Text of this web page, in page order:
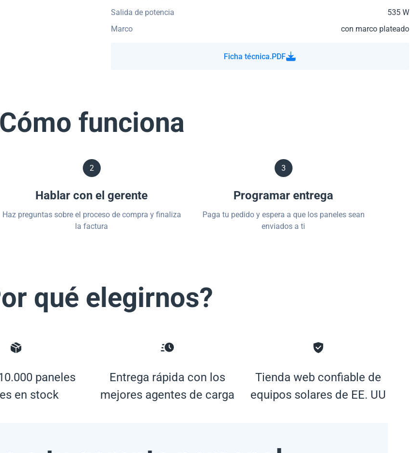
Salida de potencia
535 W
Marco
con marco plateado
Ficha técnica.PDF
Cómo funciona
2
Hablar con el gerente
Haz preguntas sobre el proceso de compra y finaliza
la factura
3
Programar entrega
Paga tu pedido y espera a que los paneles sean
enviados a ti
qué elegirnos?
paneles
en stock
Entrega rápida con los
mejores agentes de carga
Tienda web confiable de
equipos solares de EE. UU